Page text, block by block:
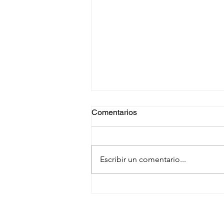
Comentarios
Escribir un comentario...